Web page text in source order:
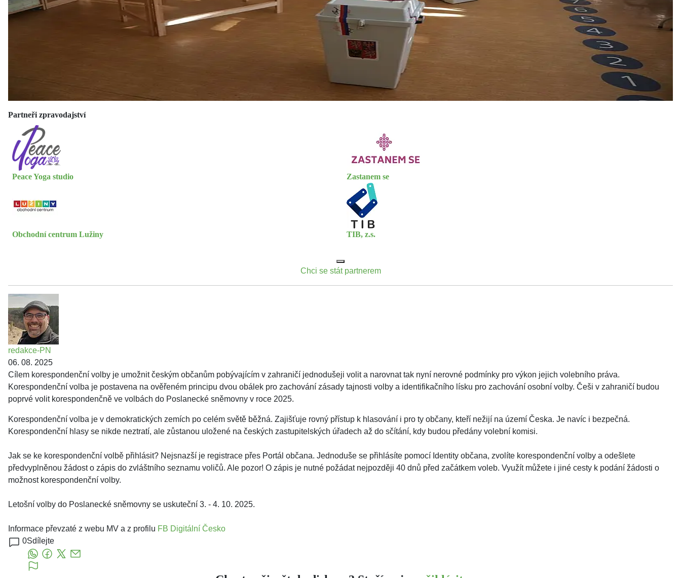
Partneři zpravodajství
Peace Yoga studio Zastanem se
Obchodní centrum Lužiny TIB, z.s.
Chci se stát partnerem
redakce-PN
06. 08. 2025
Cílem korespondenční volby je umožnit českým občanům pobývajícím v zahraničí jednodušeji volit a narovnat tak nyní nerovné podmínky pro výkon jejich volebního práva.
Korespondenční volba je postavena na ověřeném principu dvou obálek pro zachování zásady tajnosti volby a identifikačního lísku pro zachování osobní volby. Češi v zahraničí budou
poprvé volit korespondenčně ve volbách do Poslanecké sněmovny v roce 2025.
Korespondenční volba je v demokratických zemích po celém světě běžná. Zajišťuje rovný přístup k hlasování i pro ty občany, kteří nežijí na území Česka. Je navíc i bezpečná.
Korespondenční hlasy se nikde neztratí, ale zůstanou uložené na českých zastupitelských úřadech až do sčítání, kdy budou předány volební komisi.
Jak se ke korespondenční volbě přihlásit? Nejsnazší je registrace přes Portál občana. Jednoduše se přihlásíte pomocí Identity občana, zvolíte korespondenční volby a odešlete
předvyplněnou žádost o zápis do zvláštního seznamu voličů. Ale pozor! O zápis je nutné požádat nejpozději 40 dnů před začátkem voleb. Využít můžete i jiné cesty k podání žádosti o
možnost korespondenční volby.
Letošní volby do Poslanecké sněmovny se uskuteční 3. - 4. 10. 2025.
Informace převzaté z webu MV a z profilu FB Digitální Česko
0Sdílejte